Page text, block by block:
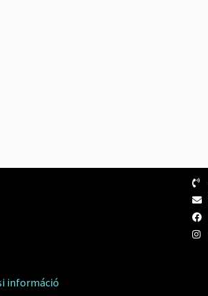
információ